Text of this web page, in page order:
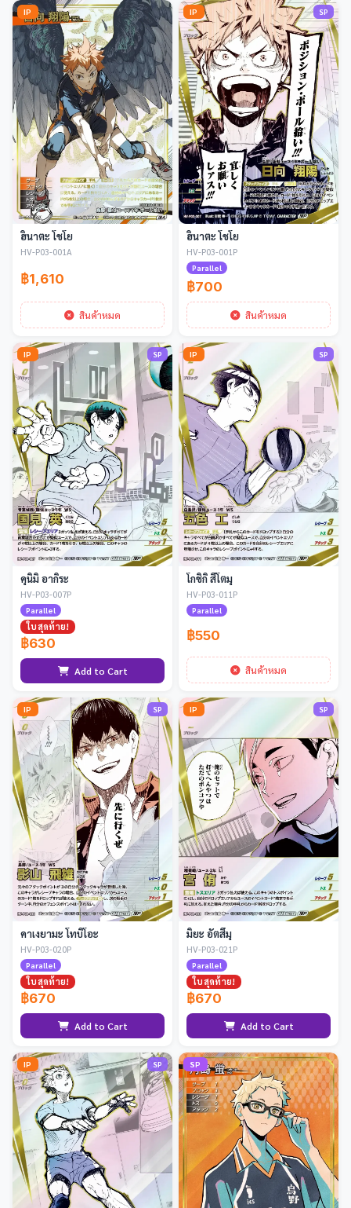
IP
ฮินาตะ โชโย
HV-P03-001A
฿1,610
สินค้าหมด
IP SP
ฮินาตะ โชโย
HV-P03-001P
Parallel
฿700
สินค้าหมด
IP SP
คุนิมิ อากิระ
HV-P03-007P
Parallel
ใบสุดท้าย!
฿630
Add to Cart
IP SP
โกชิกิ สึโตมุ
HV-P03-011P
Parallel
฿550
สินค้าหมด
IP SP
คาเงยามะ โทบิโอะ
HV-P03-020P
Parallel
ใบสุดท้าย!
฿670
Add to Cart
IP SP
มิยะ อัตสึมุ
HV-P03-021P
Parallel
ใบสุดท้าย!
฿670
Add to Cart
IP SP SP